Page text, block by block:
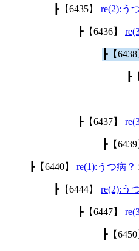
┣【6435】 re(2):う
┣【6436】
┣【
┣
┣【6437】
┣【6439
┣【6440】 re(1):うつ病？
┣【6444】 re(2):う
┣【6447】
┣【6450